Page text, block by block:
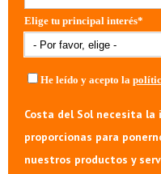
Elige tu principal interés*
He leído y acepto la
Costa del Sol necesita
proporcionas para
nuestros productos y